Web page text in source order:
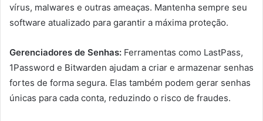
vírus, malwares e outras ameaças. Mantenha sempre seu
software atualizado para garantir a máxima proteção.
Gerenciadores de Senhas: Ferramentas como LastPass,
1Password e Bitwarden ajudam a criar e armazenar senhas
fortes de forma segura. Elas também podem gerar senhas
únicas para cada conta, reduzindo o risco de fraudes.